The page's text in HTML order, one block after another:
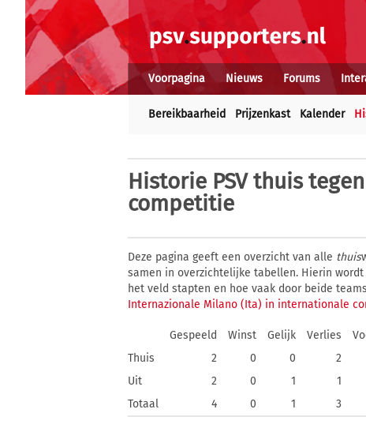
Voorpagina Nieuws Forums
Bereikbaarheid Prijzenkast Kalender
Historie PSV thuis
competitie
Deze pagina geeft een overzicht van alle thuis
samen in overzichtelijke tabellen. Hierin wordt
het veld stapten en hoe vaak door beide
Internazionale Milano (Ita) in internationale
Gespeeld Winst Gelijk Verlies
Thuis
2 0 0 2
Uit
2 0 1 1
Totaal
4 0 1 3